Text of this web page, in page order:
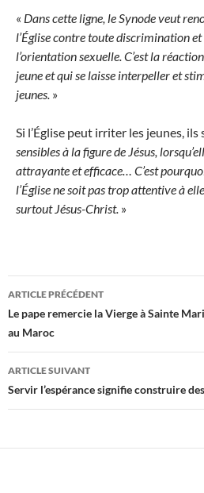
« Dans cette ligne, le Synode veut
l’Église contre toute discrimination
l’orientation sexuelle. C’est la
jeune et qui se laisse interpeller et
jeunes. »
Si l’Église peut irriter les jeunes,
sensibles à la figure de Jésus,
attrayante et efficace… C’est
l’Église ne soit pas trop attentive à
surtout Jésus-Christ. »
Navigation
des
articles
ARTICLE PRÉCÉDENT
Le pape remercie la Vierge à Sainte
au Maroc
ARTICLE SUIVANT
Servir l’espérance signifie construire